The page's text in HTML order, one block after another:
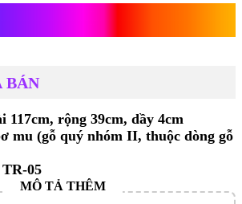
BÁN
117cm, rộng 39cm, dầy 4cm
mu (gỗ quý nhóm II, thuộc dòng gỗ
05